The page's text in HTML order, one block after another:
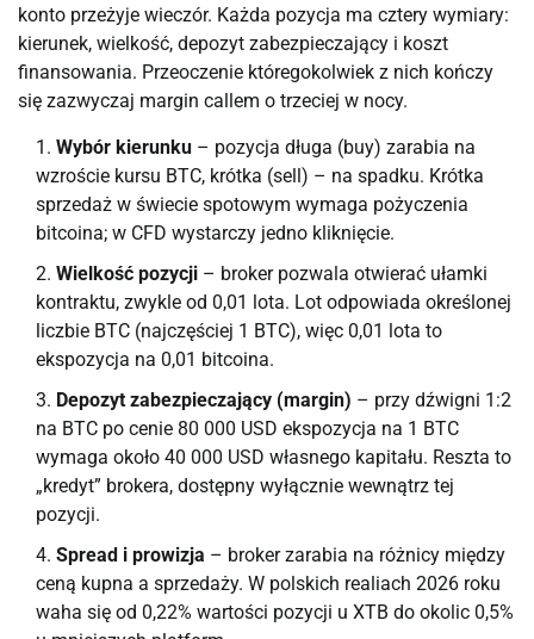
konto przeżyje wieczór. Każda pozycja ma cztery wymiary:
kierunek, wielkość, depozyt zabezpieczający i koszt
finansowania. Przeoczenie któregokolwiek z nich kończy
się zazwyczaj margin callem o trzeciej w nocy.
Wybór kierunku – pozycja długa (buy) zarabia na
wzroście kursu BTC, krótka (sell) – na spadku. Krótka
sprzedaż w świecie spotowym wymaga pożyczenia
bitcoina; w CFD wystarczy jedno kliknięcie.
Wielkość pozycji – broker pozwala otwierać ułamki
kontraktu, zwykle od 0,01 lota. Lot odpowiada określonej
liczbie BTC (najczęściej 1 BTC), więc 0,01 lota to
ekspozycja na 0,01 bitcoina.
Depozyt zabezpieczający (margin) – przy dźwigni 1:2
na BTC po cenie 80 000 USD ekspozycja na 1 BTC
wymaga około 40 000 USD własnego kapitału. Reszta to
„kredyt” brokera, dostępny wyłącznie wewnątrz tej
pozycji.
Spread i prowizja – broker zarabia na różnicy między
ceną kupna a sprzedaży. W polskich realiach 2026 roku
waha się od 0,22% wartości pozycji u XTB do okolic 0,5%